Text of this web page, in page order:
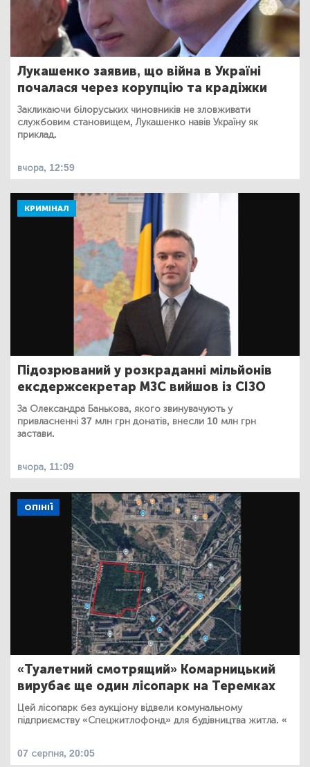
Лукашенко заявив, що війна в Україні
почалася через корупцію та крадіжки
Закликаючи білоруських чиновників не зловживати
службовим становищем, Лукашенко навів Україну як
приклад.
вчора, 12:59
КРИМІНАЛ
Підозрюваний у розкраданні мільйонів
ексдержсекретар МЗС вийшов із СІЗО
За Олександра Банькова, якого звинувачують у
привласненні 37 млн грн донатів, внесли 10 млн грн
застави.
вчора, 11:09
ОПІНІЇ
«Туалетний смотрящий» Комарницький
вирубає ще один лісопарк на Теремках
Цей лісопарк без аукціону відвели комунальному
підприємству «Спецжитлофонд» для будівництва житла. «
07 серпня, 20:05